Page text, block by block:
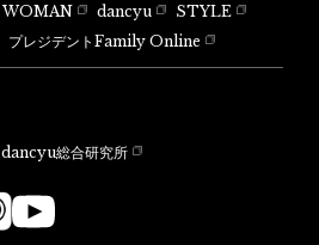
WOMAN dancyu
STYLE
プレジデントFamily Online
dancyu総合研究所